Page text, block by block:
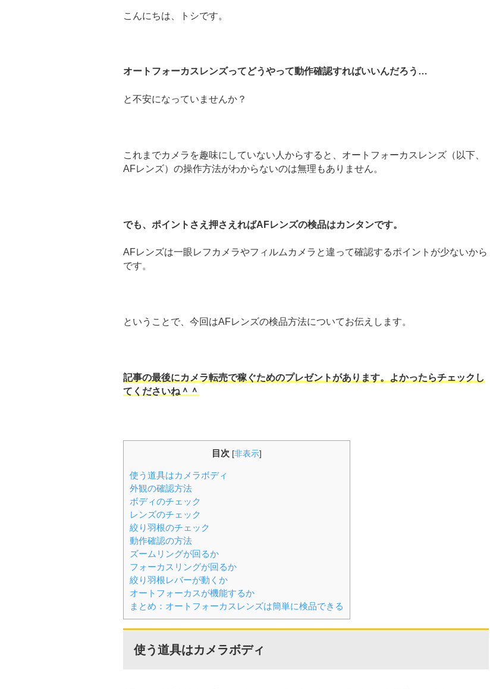
こんにちは、トシです。
オートフォーカスレンズってどうやって動作確認すればいいんだろう…
と不安になっていませんか？
これまでカメラを趣味にしていない人からすると、オートフォーカスレンズ（以下、
AFレンズ）の操作方法がわからないのは無理もありません。
でも、ポイントさえ押さえればAFレンズの検品はカンタンです。
AFレンズは一眼レフカメラやフィルムカメラと違って確認するポイントが少ないから
です。
ということで、今回はAFレンズの検品方法についてお伝えします。
記事の最後にカメラ転売で稼ぐためのプレゼントがあります。よかったらチェックし
てくださいね＾＾
目次 [非表示]
使う道具はカメラボディ
外観の確認方法
ボディのチェック
レンズのチェック
絞り羽根のチェック
動作確認の方法
ズームリングが回るか
フォーカスリングが回るか
絞り羽根レバーが動くか
オートフォーカスが機能するか
まとめ：オートフォーカスレンズは簡単に検品できる
使う道具はカメラボディ